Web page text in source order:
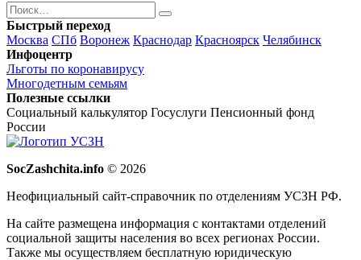
Поиск
Найти
Быстрый переход
Москва СПб Воронеж Краснодар Красноярск Челябинск
Инфоцентр
Льготы по коронавирусу
Многодетным семьям
Полезные ссылки
Социальный калькулятор Госуслуги Пенсионный фонд
России
SocZashchita.info © 2026
Неофициальный сайт-справочник по отделениям УСЗН РФ.
На сайте размещена информация с контактами отделений
социальной защиты населения во всех регионах России.
Также мы осуществляем бесплатную юридическую